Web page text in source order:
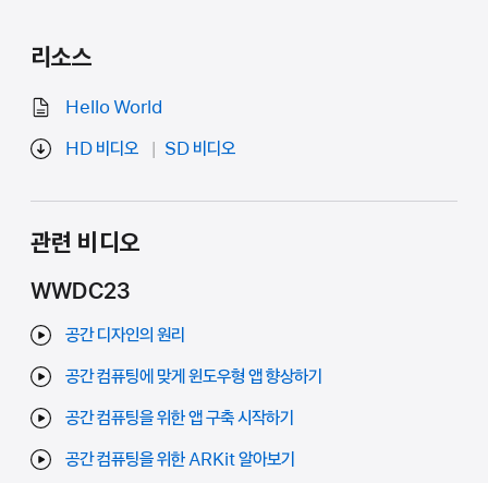
리소스
Hello World
HD 비디오
SD 비디오
관련 비디오
WWDC23
공간 디자인의 원리
공간 컴퓨팅에 맞게 윈도우형 앱 향상하기
공간 컴퓨팅을 위한 앱 구축 시작하기
공간 컴퓨팅을 위한 ARKit 알아보기